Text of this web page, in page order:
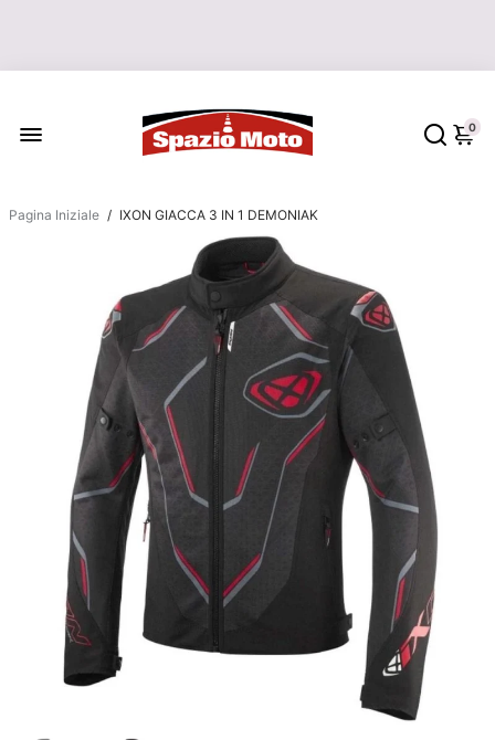
0
Pagina Iniziale / IXON GIACCA 3 IN 1 DEMONIAK